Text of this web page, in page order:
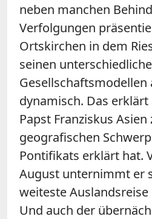
neben manchen
Verfolgungen
Ortskirchen in dem
seinen
Gesellschaftsmodellen
dynamisch. Das
Papst Franziskus Asien
geografischen
Pontifikats erklärt hat.
August unternimmt er
weiteste Auslandsreise
Und auch der